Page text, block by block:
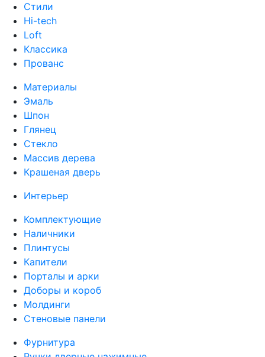
Стили
Hi-tech
Loft
Классика
Прованс
Материалы
Эмаль
Шпон
Глянец
Стекло
Массив дерева
Крашеная дверь
Интерьер
Комплектующие
Наличники
Плинтусы
Капители
Порталы и арки
Доборы и короб
Молдинги
Стеновые панели
Фурнитура